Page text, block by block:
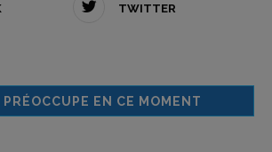
TWITTER
EN CE MOMENT